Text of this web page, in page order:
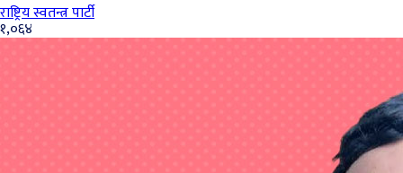
राष्ट्रिय स्वतन्त्र पार्टी
१,०६४